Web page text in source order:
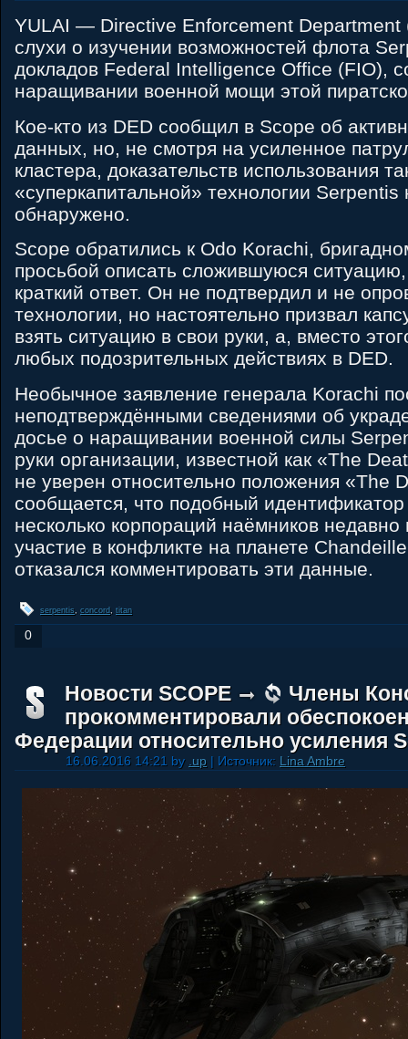
YULAI — Directive Enforcement Department
слухи о изучении возможностей флота
докладов Federal Intelligence Office (FIO),
наращивании военной мощи этой
Кое-кто из DED сообщил в Scope об
данных, но, не смотря на усиленное
кластера, доказательств использования
«суперкапитальной» технологии
обнаружено.
Scope обратились к Odo Korachi,
просьбой описать сложившуюся
краткий ответ. Он не подтвердил и не
технологии, но настоятельно призвал
взять ситуацию в свои руки, а, вместо
любых подозрительных действиях в DED.
Необычное заявление генерала Korachi
неподтверждёнными сведениями об
досье о наращивании военной силы
руки организации, известной как «The
не уверен относительно положения «The
сообщается, что подобный
несколько корпораций наёмников
участие в конфликте на планете
отказался комментировать эти данные.
serpentis concord titan
0
Новости SCOPE
Члены
прокомментировали
Федерации относительно усиления
16.06.2016 14:21 by .up | Источник: Lina Ambre